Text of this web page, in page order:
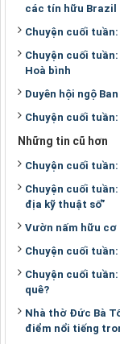
các tín hữu Brazil
Chuyện cuối
Chuyện cuối
Hoà bình
Duyên hội ngộ
Chuyện cuối
Những tin cũ hơn
Chuyện cuối
Chuyện cuối
địa kỹ thuật số”
Vườn nấm hữu
Chuyện cuối tuần:
Chuyện cuối
quê?
Nhà thờ Đức Bà
điểm nổi tiếng